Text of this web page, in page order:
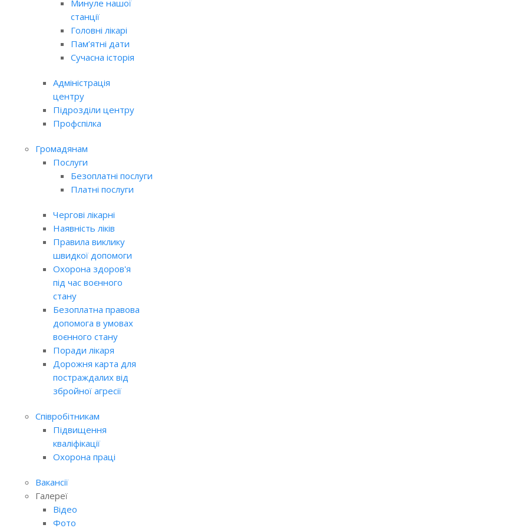
Минуле нашої
станції
Головні лікарі
Пам’ятні дати
Сучасна історія
Адміністрація
центру
Підрозділи центру
Профспілка
Громадянам
Послуги
Безоплатні послуги
Платні послуги
Чергові лікарні
Наявність ліків
Правила виклику
швидкої допомоги
Охорона здоров'я
під час воєнного
стану
Безоплатна правова
допомога в умовах
воєнного стану
Поради лікаря
Дорожня карта для
постраждалих від
збройної агресії
Співробітникам
Підвищення
кваліфікації
Охорона праці
Вакансії
Галереї
Відео
Фото